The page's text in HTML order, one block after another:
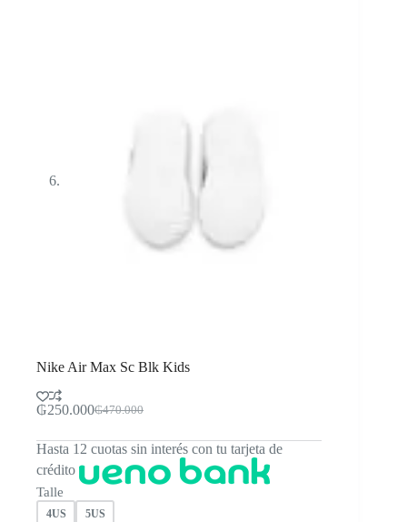
Nike Air Max Sc Blk Kids
₲470.000
El
original
era:
₲470.000.
₲250.000El
actual
es:
₲250.000.
Hasta 12 cuotas sin interés con tu tarjeta de
crédito
Talle
4US 5US